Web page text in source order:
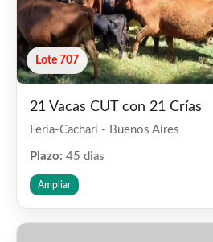
Lote 707
21 Vacas CUT con 21 Crías
Feria-Cachari - Buenos Aires
Plazo: 45 dias
Ampliar